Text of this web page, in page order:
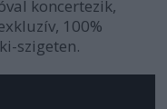
koncertezik,
100%
szigeten.